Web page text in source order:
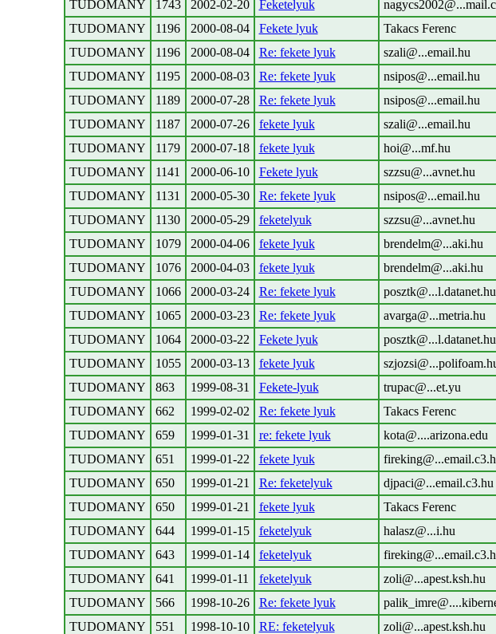
TUDOMANY
1743 2002-02-20 Feketelyuk
TUDOMANY
1196 2000-08-04 Fekete lyuk
Takacs Ferenc
TUDOMANY
1196 2000-08-04 Re: fekete lyuk
szali@...email.hu
TUDOMANY
1195 2000-08-03 Re: fekete lyuk
nsipos@...email.hu
TUDOMANY
1189 2000-07-28 Re: fekete lyuk
nsipos@...email.hu
TUDOMANY
1187 2000-07-26 fekete lyuk
szali@...email.hu
TUDOMANY
1179 2000-07-18 fekete lyuk
hoi@...mf.hu
TUDOMANY
1141 2000-06-10 Fekete lyuk
szzsu@...avnet.hu
TUDOMANY
1131 2000-05-30 Re: fekete lyuk
nsipos@...email.hu
TUDOMANY
1130 2000-05-29 feketelyuk
szzsu@...avnet.hu
TUDOMANY
1079 2000-04-06 fekete lyuk
brendelm@...aki.hu
TUDOMANY
1076 2000-04-03 fekete lyuk
brendelm@...aki.hu
TUDOMANY
1066 2000-03-24 Re: fekete lyuk
posztk@...l.datanet.hu
TUDOMANY
1065 2000-03-23 Re: fekete lyuk
avarga@...metria.hu
TUDOMANY
1064 2000-03-22 Fekete lyuk
posztk@...l.datanet.hu
TUDOMANY
1055 2000-03-13 fekete lyuk
TUDOMANY
863 1999-08-31 Fekete-lyuk
trupac@...et.yu
TUDOMANY
662 1999-02-02 Re: fekete lyuk
Takacs Ferenc
TUDOMANY
659 1999-01-31 re: fekete lyuk
kota@....arizona.edu
TUDOMANY
651 1999-01-22 fekete lyuk
TUDOMANY
650 1999-01-21 Re: feketelyuk
djpaci@...email.c3.hu
TUDOMANY
650 1999-01-21 fekete lyuk
Takacs Ferenc
TUDOMANY
644 1999-01-15 feketelyuk
halasz@...i.hu
TUDOMANY
643 1999-01-14 feketelyuk
TUDOMANY
641 1999-01-11 feketelyuk
zoli@...apest.ksh.hu
TUDOMANY
566 1998-10-26 Re: fekete lyuk
TUDOMANY
551 1998-10-10 RE: feketelyuk zoli@...apest.ksh.hu